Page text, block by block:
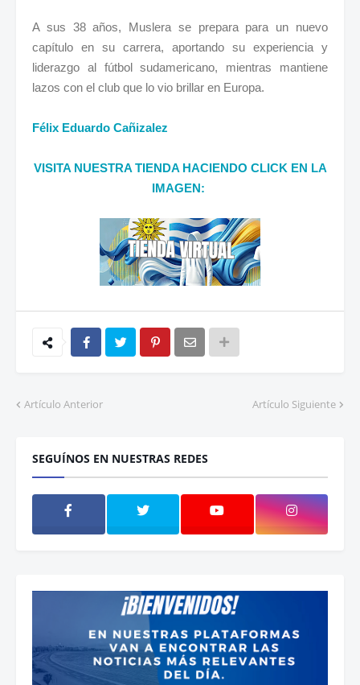
A sus 38 años, Muslera se prepara para un nuevo
capítulo en su carrera, aportando su experiencia y
liderazgo al fútbol sudamericano, mientras mantiene
lazos con el club que lo vio brillar en Europa.
Félix Eduardo Cañizalez
VISITA NUESTRA TIENDA HACIENDO CLICK EN LA
IMAGEN:
Artículo Anterior Artículo Siguiente
SEGUÍNOS EN NUESTRAS REDES